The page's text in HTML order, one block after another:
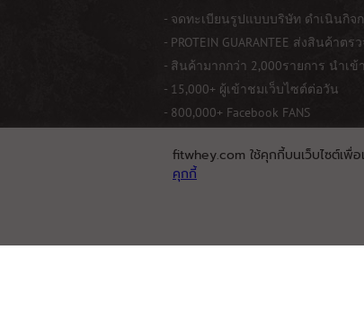
- จดทะเบียนรูปแบบบริษัท ดำเนินกิจ
- PROTEIN GUARANTEE ส่งสินค้าตร
- สินค้ามากกว่า 2,000รายการ นำเข้
- 15,000+ ผู้เข้าชมเว็บไซต์ต่อวัน
- 800,000+ Facebook FANS
fitwhey.com ใช้คุกกี้บนเว็บไซต์เพื่
คุกกี้